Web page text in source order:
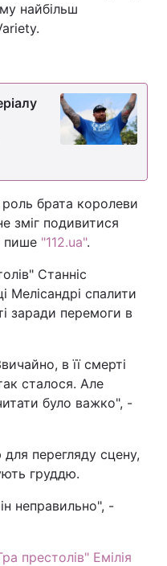
найбільш
брата королеви
зміг подивитися
пише "112.ua".
Станніс
Мелісандрі спалити
заради перемоги в
в її смерті
сталося. Але
було важко", -
перегляду сцену,
груддю.
неправильно", -
престолів" Емілія